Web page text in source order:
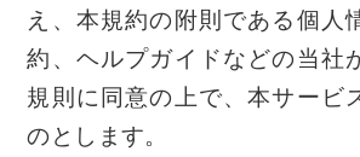
え、本規約の附則である個人
約、ヘルプガイドなどの当社
規則に同意の上で、本サービ
のとします。